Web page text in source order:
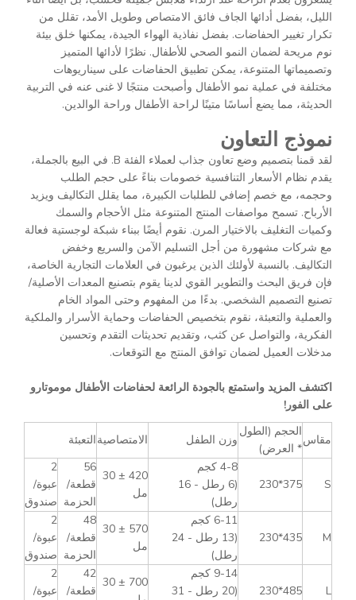
الليل، بفضل أدائها الجاف فائق الامتصاص وطويل الأمد، تقلل من
تكرار تغيير الحفاضات. بفضل نفاذية الهواء الجيدة، يمكنها خلق بيئة
نوم مريحة لضمان النمو الصحي للأطفال. نظرًا لأدائها المتميز
وتصميماتها المتنوعة، يمكن تطبيق الحفاضات على سيناريوهات
مختلفة في عملية نمو الأطفال وأصبحت منتجًا لا غنى عنه في التربية
الحديثة، مما يضع أساسًا متينًا لراحة الأطفال وراحة الوالدين.
نموذج التعاون
لقد قمنا بتصميم وضع تعاون جذاب لعملاء الفئة B. في البيع بالجملة،
يقدم نظام الأسعار التنافسية خصومات بناءً على حجم الطلب
وحجمه، مع خصم إضافي للطلبات الكبيرة، مما يقلل التكاليف ويزيد
الأرباح. تسمح مواصفات المنتج المتنوعة مثل الأحجام والسمك
وكميات التغليف بالاختيار المرن. نقوم أيضًا ببناء شبكة لوجستية فعالة
مع شركات مشهورة من أجل التسليم الآمن والسريع وخفض
التكاليف. بالنسبة لأولئك الذين يرغبون في العلامات التجارية الخاصة،
فإن فريق البحث والتطوير القوي لدينا يقوم بتصنيع المعدات الأصلية/
تصنيع التصميم الشخصي. بدءًا من المفهوم وحتى المواد الخام
والعملية والتعبئة، نقوم بتخصيص الحفاضات وحماية الأسرار والملكية
الفكرية، والتواصل عن كثب، وتقديم تحديثات التقدم وتحسين
مدخلات العميل لضمان توافق المنتج مع التوقعات.
اكتشف المزيد واستمتع بالجودة الرائعة لحفاضات الأطفال موموتارو
على الفور!
مقاس
الحجم (الطول
* العرض)
وزن الطفل الامتصاصيةالتعبئة
S
375*230
4-8 كجم
(6 رطل - 16
رطل)
420 ± 30
مل
56
قطعة/
الحزمة
2
عبوة/
صندوق
M
435*230
6-11 كجم
(13 رطل - 24
رطل)
570 ± 30
مل
48
قطعة/
الحزمة
2
عبوة/
صندوق
L
485*230
9-14 كجم
(20 رطل - 31
700 ± 30
42
قطعة/
2
عبوة/